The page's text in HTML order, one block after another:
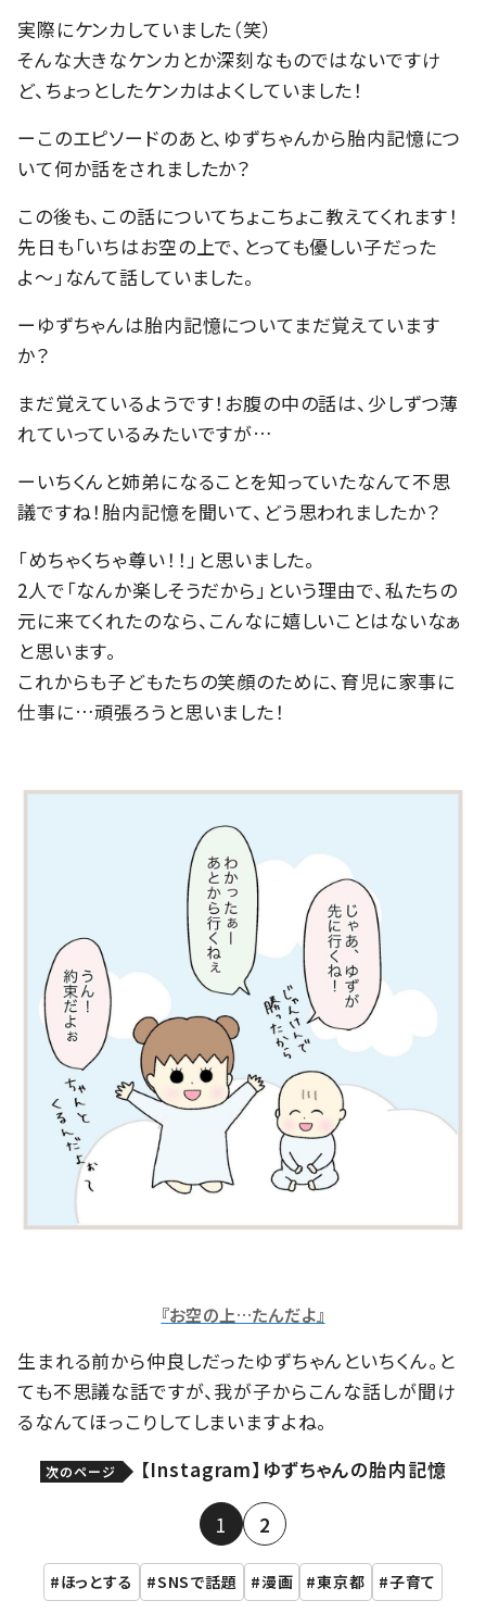
実際にケンカしていました（笑）
そんな大きなケンカとか深刻なものではないですけ
ど、ちょっとしたケンカはよくしていました！
ーこのエピソードのあと、ゆずちゃんから胎内記憶につ
いて何か話をされましたか？
この後も、この話についてちょこちょこ教えてくれます！
先日も「いちはお空の上で、とっても優しい子だった
よ〜」なんて話していました。
ーゆずちゃんは胎内記憶についてまだ覚えています
か？
まだ覚えているようです！お腹の中の話は、少しずつ薄
れていっているみたいですが…
ーいちくんと姉弟になることを知っていたなんて不思
議ですね！胎内記憶を聞いて、どう思われましたか？
「めちゃくちゃ尊い！！」と思いました。
2人で「なんか楽しそうだから」という理由で、私たちの
元に来てくれたのなら、こんなに嬉しいことはないなぁ
と思います。
これからも子どもたちの笑顔のために、育児に家事に
仕事に…頑張ろうと思いました！
『お空の上…たんだよ』
生まれる前から仲良しだったゆずちゃんといちくん。と
ても不思議な話ですが、我が子からこんな話しが聞け
るなんてほっこりしてしまいますよね。
次のページ 【Instagram】ゆずちゃんの胎内記憶
1 2
ほっとする SNSで話題 漫画 東京都 子育て